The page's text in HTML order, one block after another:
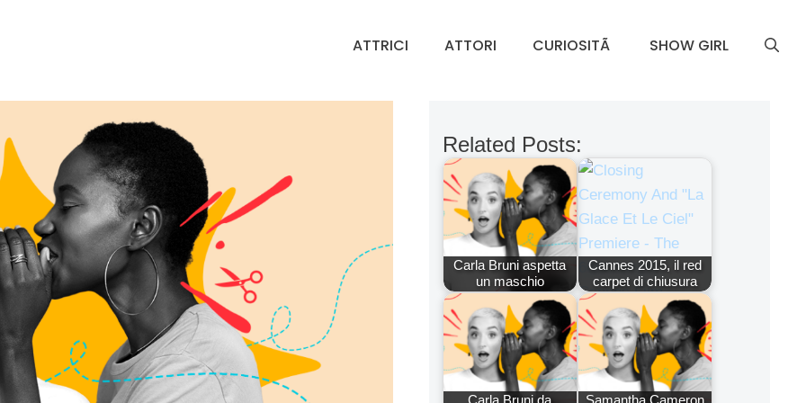
ATTRICI ATTORI CURIOSITÃ SHOW GIRL
Related Posts:
Carla Bruni aspetta
un maschio
Cannes 2015, il red
carpet di chiusura